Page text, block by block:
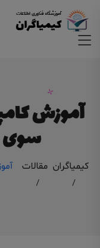
آموزش
سوی
کیمیاگران مقالات